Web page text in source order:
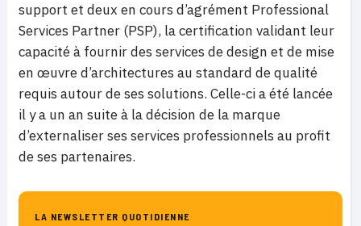
support et deux en cours d’agrément Professional
Services Partner (PSP), la certification validant leur
capacité à fournir des services de design et de mise
en œuvre d’architectures au standard de qualité
requis autour de ses solutions. Celle-ci a été lancée
il y a un an suite à la décision de la marque
d’externaliser ses services professionnels au profit
de ses partenaires.
LA NEWSLETTER QUOTIDIENNE